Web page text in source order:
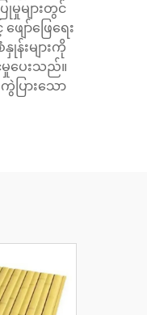
များတွင်
ော်ဖြေရေး
းများကို
မှုပေးသည်။
ြားသော